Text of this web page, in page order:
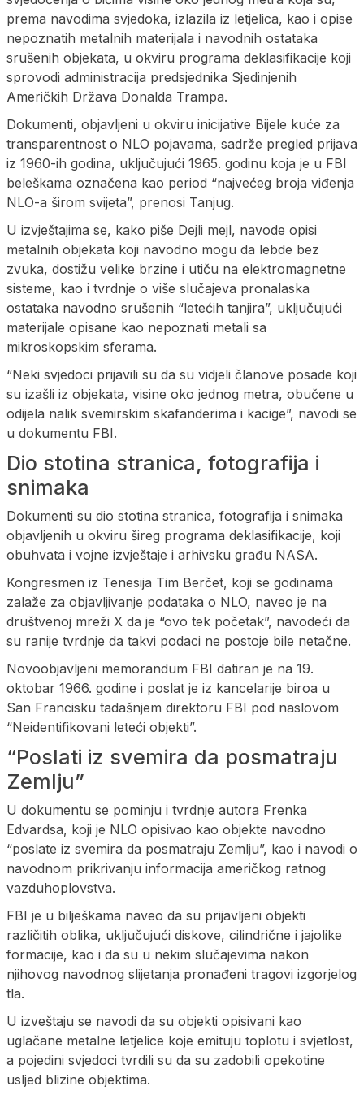
prema navodima svjedoka, izlazila iz letjelica, kao i opise
nepoznatih metalnih materijala i navodnih ostataka
srušenih objekata, u okviru programa deklasifikacije koji
sprovodi administracija predsjednika Sjedinjenih
Američkih Država Donalda Trampa.
Dokumenti, objavljeni u okviru inicijative Bijele kuće za
transparentnost o NLO pojavama, sadrže pregled prijava
iz 1960-ih godina, uključujući 1965. godinu koja je u FBI
beleškama označena kao period “najvećeg broja viđenja
NLO-a širom svijeta”, prenosi Tanjug.
U izvještajima se, kako piše Dejli mejl, navode opisi
metalnih objekata koji navodno mogu da lebde bez
zvuka, dostižu velike brzine i utiču na elektromagnetne
sisteme, kao i tvrdnje o više slučajeva pronalaska
ostataka navodno srušenih “letećih tanjira”, uključujući
materijale opisane kao nepoznati metali sa
mikroskopskim sferama.
“Neki svjedoci prijavili su da su vidjeli članove posade koji
su izašli iz objekata, visine oko jednog metra, obučene u
odijela nalik svemirskim skafanderima i kacige”, navodi se
u dokumentu FBI.
Dio stotina stranica, fotografija i
snimaka
Dokumenti su dio stotina stranica, fotografija i snimaka
objavljenih u okviru šireg programa deklasifikacije, koji
obuhvata i vojne izvještaje i arhivsku građu NASA.
Kongresmen iz Tenesija Tim Berčet, koji se godinama
zalaže za objavljivanje podataka o NLO, naveo je na
društvenoj mreži X da je “ovo tek početak”, navodeći da
su ranije tvrdnje da takvi podaci ne postoje bile netačne.
Novoobjavljeni memorandum FBI datiran je na 19.
oktobar 1966. godine i poslat je iz kancelarije biroa u
San Francisku tadašnjem direktoru FBI pod naslovom
“Neidentifikovani leteći objekti”.
“Poslati iz svemira da posmatraju
Zemlju”
U dokumentu se pominju i tvrdnje autora Frenka
Edvardsa, koji je NLO opisivao kao objekte navodno
“poslate iz svemira da posmatraju Zemlju”, kao i navodi o
navodnom prikrivanju informacija američkog ratnog
vazduhoplovstva.
FBI je u bilješkama naveo da su prijavljeni objekti
različitih oblika, uključujući diskove, cilindrične i jajolike
formacije, kao i da su u nekim slučajevima nakon
njihovog navodnog slijetanja pronađeni tragovi izgorjelog
tla.
U izveštaju se navodi da su objekti opisivani kao
uglačane metalne letjelice koje emituju toplotu i svjetlost,
a pojedini svjedoci tvrdili su da su zadobili opekotine
usljed blizine objektima.